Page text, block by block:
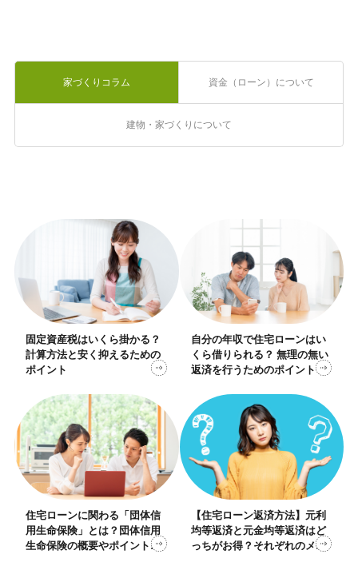
家づくりコラム 資金（ローン）について
建物・家づくりについて
固定資産税はいくら掛かる？
計算方法と安く抑えるための
ポイント
自分の年収で住宅ローンはい
くら借りられる？ 無理の無い
返済を行うためのポイント
住宅ローンに関わる「団体信
用生命保険」とは？団体信用
生命保険の概要やポイントを
【住宅ローン返済方法】元利
均等返済と元金均等返済はど
っちがお得？それぞれのメリ